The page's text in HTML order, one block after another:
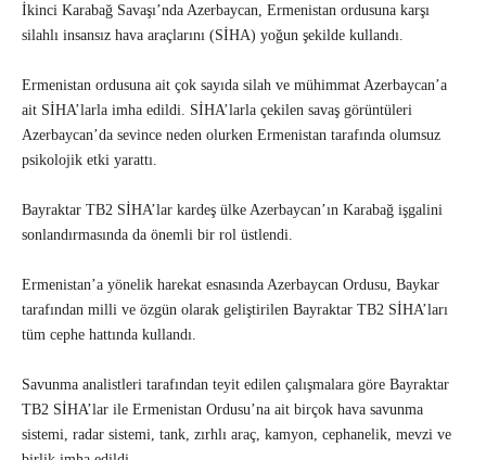
İkinci Karabağ Savaşı’nda Azerbaycan, Ermenistan ordusuna karşı
silahlı insansız hava araçlarını (SİHA) yoğun şekilde kullandı.
Ermenistan ordusuna ait çok sayıda silah ve mühimmat Azerbaycan’a
ait SİHA’larla imha edildi. SİHA’larla çekilen savaş görüntüleri
Azerbaycan’da sevince neden olurken Ermenistan tarafında olumsuz
psikolojik etki yarattı.
Bayraktar TB2 SİHA’lar kardeş ülke Azerbaycan’ın Karabağ işgalini
sonlandırmasında da önemli bir rol üstlendi.
Ermenistan’a yönelik harekat esnasında Azerbaycan Ordusu, Baykar
tarafından milli ve özgün olarak geliştirilen Bayraktar TB2 SİHA’ları
tüm cephe hattında kullandı.
Savunma analistleri tarafından teyit edilen çalışmalara göre Bayraktar
TB2 SİHA’lar ile Ermenistan Ordusu’na ait birçok hava savunma
sistemi, radar sistemi, tank, zırhlı araç, kamyon, cephanelik, mevzi ve